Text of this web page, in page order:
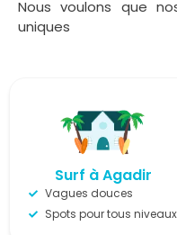
Nous voulons que
uniques
Surf à Agadir
Vagues douces
Spots pour tous niveaux